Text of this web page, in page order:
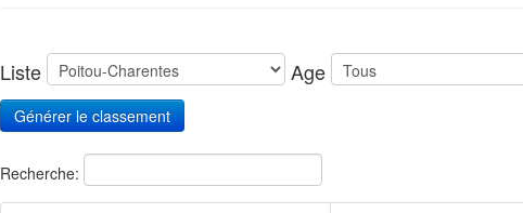
Liste Age
Recherche: